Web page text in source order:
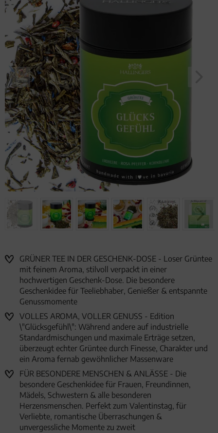
GRÜNER TEE IN DER GESCHENK-DOSE - Loser Grüntee
mit feinem Aroma, stilvoll verpackt in einer
hochwertigen Geschenk-Dose. Die besondere
Geschenkidee für Teeliebhaber, Genießer & entspannte
Genussmomente
VOLLES AROMA, VOLLER GENUSS - Edition
\"Glücksgefühl\": Während andere auf industrielle
Standardmischungen und maximale Erträge setzen,
überzeugt echter Grüntee durch Finesse, Charakter und
ein Aroma fernab gewöhnlicher Massenware
FÜR BESONDERE MENSCHEN & ANLÄSSE - Die
besondere Geschenkidee für Frauen, Freundinnen,
Mädels, Schwestern & alle besonderen
Herzensmenschen. Perfekt zum Valentinstag, für
Verliebte, romantische Überraschungen &
unvergessliche Momente zu zweit
Geburtstag
Bayern